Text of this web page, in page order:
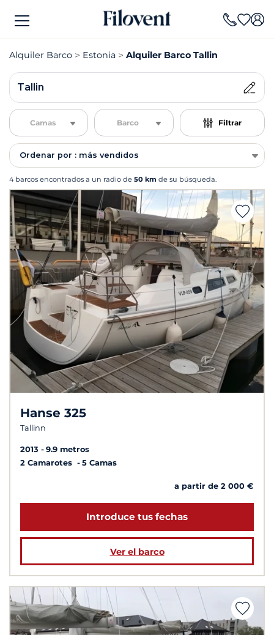
Alquiler Barco Estonia Alquiler Barco Tallin
Tallin
Camas Barco Filtrar
Ordenar por : más vendidos
4 barcos encontrados a un radio de 50 km de su búsqueda.
Hanse 325
Tallinn
2013
9.9 metros
2 Camarotes
5 Camas
a partir de 2 000 €
Introduce tus fechas
Ver el barco